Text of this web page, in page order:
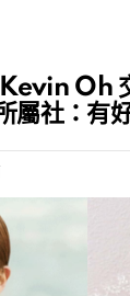
Oh
屬社：有